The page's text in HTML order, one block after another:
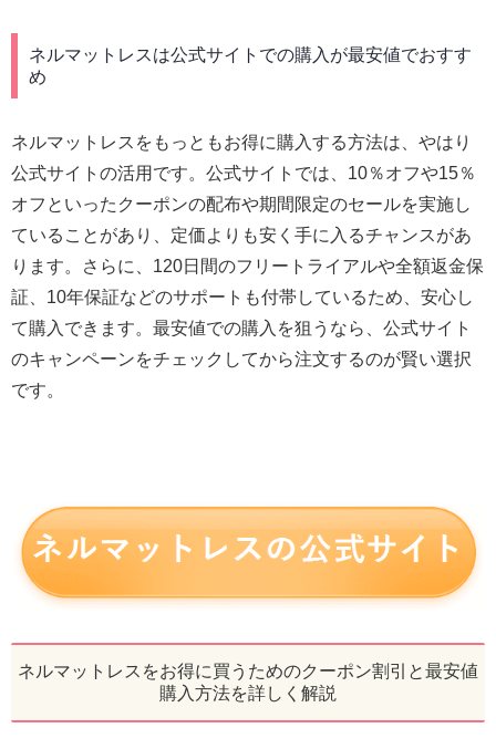
ネルマットレスは公式サイトでの購入が最安値でおすす
め
ネルマットレスをもっともお得に購入する方法は、やはり
公式サイトの活用です。公式サイトでは、10％オフや15％
オフといったクーポンの配布や期間限定のセールを実施し
ていることがあり、定価よりも安く手に入るチャンスがあ
ります。さらに、120日間のフリートライアルや全額返金保
証、10年保証などのサポートも付帯しているため、安心し
て購入できます。最安値での購入を狙うなら、公式サイト
のキャンペーンをチェックしてから注文するのが賢い選択
です。
ネルマットレスをお得に買うためのクーポン割引と最安値
購入方法を詳しく解説